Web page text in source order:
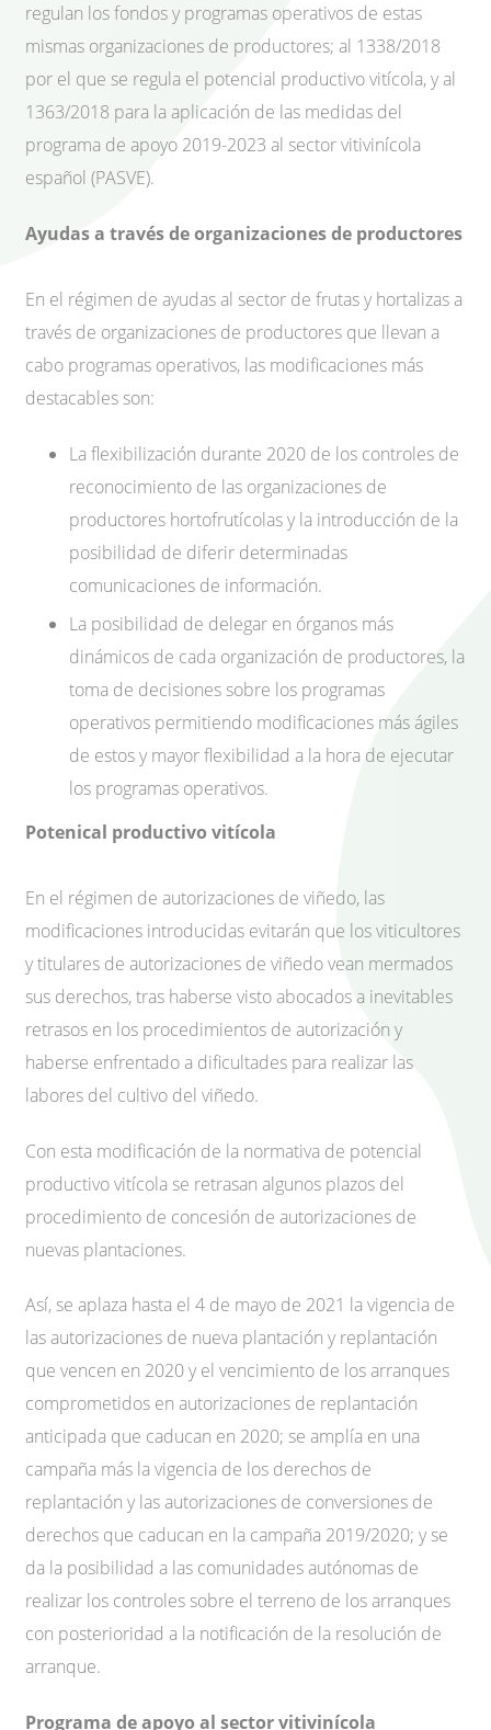
regulan los fondos y programas operativos de estas
mismas organizaciones de productores; al 1338/2018
por el que se regula el potencial productivo vitícola, y al
1363/2018 para la aplicación de las medidas del
programa de apoyo 2019-2023 al sector vitivinícola
español (PASVE).
Ayudas a través de organizaciones de productores
En el régimen de ayudas al sector de frutas y hortalizas a
través de organizaciones de productores que llevan a
cabo programas operativos, las modificaciones más
destacables son:
La flexibilización durante 2020 de los controles de
reconocimiento de las organizaciones de
productores hortofrutícolas y la introducción de la
posibilidad de diferir determinadas
comunicaciones de información.
La posibilidad de delegar en órganos más
dinámicos de cada organización de productores, la
toma de decisiones sobre los programas
operativos permitiendo modificaciones más ágiles
de estos y mayor flexibilidad a la hora de ejecutar
los programas operativos.
Potenical productivo vitícola
En el régimen de autorizaciones de viñedo, las
modificaciones introducidas evitarán que los viticultores
y titulares de autorizaciones de viñedo vean mermados
sus derechos, tras haberse visto abocados a inevitables
retrasos en los procedimientos de autorización y
haberse enfrentado a dificultades para realizar las
labores del cultivo del viñedo.
Con esta modificación de la normativa de potencial
productivo vitícola se retrasan algunos plazos del
procedimiento de concesión de autorizaciones de
nuevas plantaciones.
Así, se aplaza hasta el 4 de mayo de 2021 la vigencia de
las autorizaciones de nueva plantación y replantación
que vencen en 2020 y el vencimiento de los arranques
comprometidos en autorizaciones de replantación
anticipada que caducan en 2020; se amplía en una
campaña más la vigencia de los derechos de
replantación y las autorizaciones de conversiones de
derechos que caducan en la campaña 2019/2020; y se
da la posibilidad a las comunidades autónomas de
realizar los controles sobre el terreno de los arranques
con posterioridad a la notificación de la resolución de
arranque.
Programa de apoyo al sector vitivinícola